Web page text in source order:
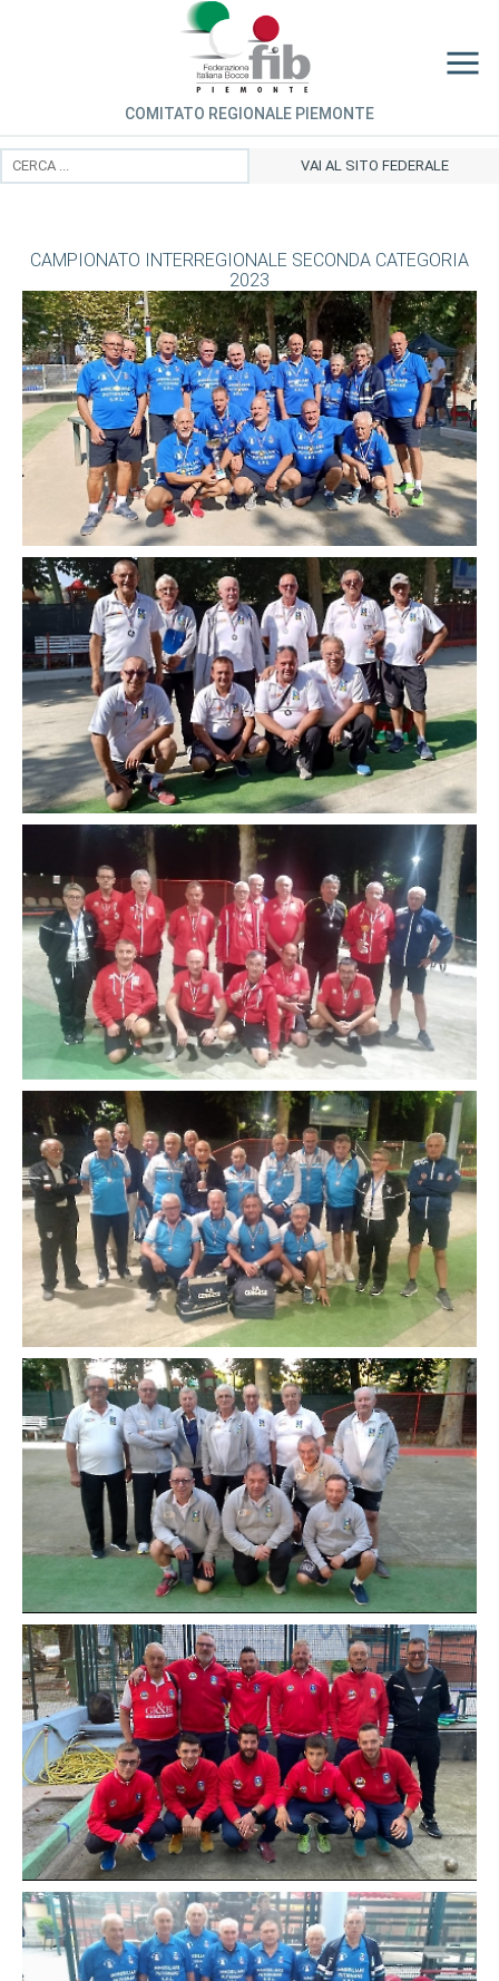
COMITATO REGIONALE PIEMONTE
VAI AL SITO FEDERALE
CAMPIONATO INTERREGIONALE SECONDA CATEGORIA
2023